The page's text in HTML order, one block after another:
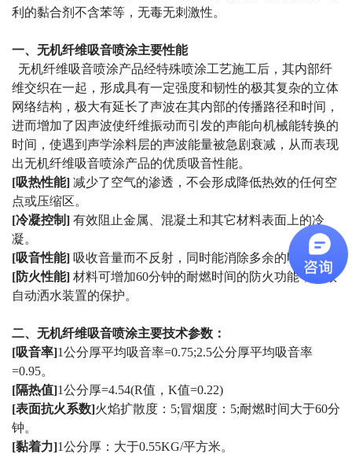
利的黏合剂不含苯等，无毒无刺激性。
一、 无机纤维吸音喷涂主要性能
无机纤维吸音喷涂产品经特殊喷涂工艺施工后，其内部纤
维交织在一起，形成具有一定强度和韧性的极其复杂的立体
网络结构，极大有延长了声波在其内部的传播路径和时间，
进而增加了因声波使纤维振动而引发的声能向机械能转换的
时间，使遇到声学涂料层的声波能量被急剧衰减，从而表现
出无机纤维吸音喷涂产品的优质吸音性能。
[吸热性能] 减少了空气的渗透，不会形成降低热效的任何空
点或压缩区。
[冷凝控制] 有效阻止金属、混凝土和其它材料表面上的冷
凝。
[吸音性能] 吸收音量而不反射，同时能消除多余的噪音。
[防火性能] 材料可增加60分钟的耐燃时间的防火功能，无效
自动洒水装置的保护。
二、 无机纤维吸音喷涂主要技术参数：
[吸音率]1公分厚平均吸音率=0.75;2.5公分厚平均吸音率
=0.95。
[隔热值]1公分厚=4.54(R值，K值=0.22)
[表面抗火系数]火焰扩散度：5;冒烟度：5;耐燃时间大于60分
钟。
[黏着力]1公分厚：大于0.55KG/平方米。